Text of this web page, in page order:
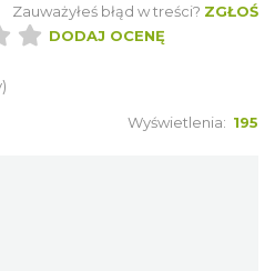
Zauważyłeś błąd w treści? ZGŁOŚ
DODAJ OCENĘ
Wyświetlenia: 195